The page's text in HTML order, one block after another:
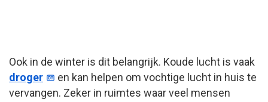
Ook in de winter is dit belangrijk. Koude lucht is vaak
droger
en kan helpen om vochtige lucht in huis te
vervangen. Zeker in ruimtes waar veel mensen